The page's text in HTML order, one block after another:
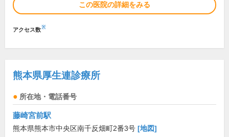
この医院の詳細をみる
アクセス数※
熊本県厚生連診療所
所在地・電話番号
藤崎宮前駅
熊本県熊本市中央区南千反畑町2番3号 [地図]